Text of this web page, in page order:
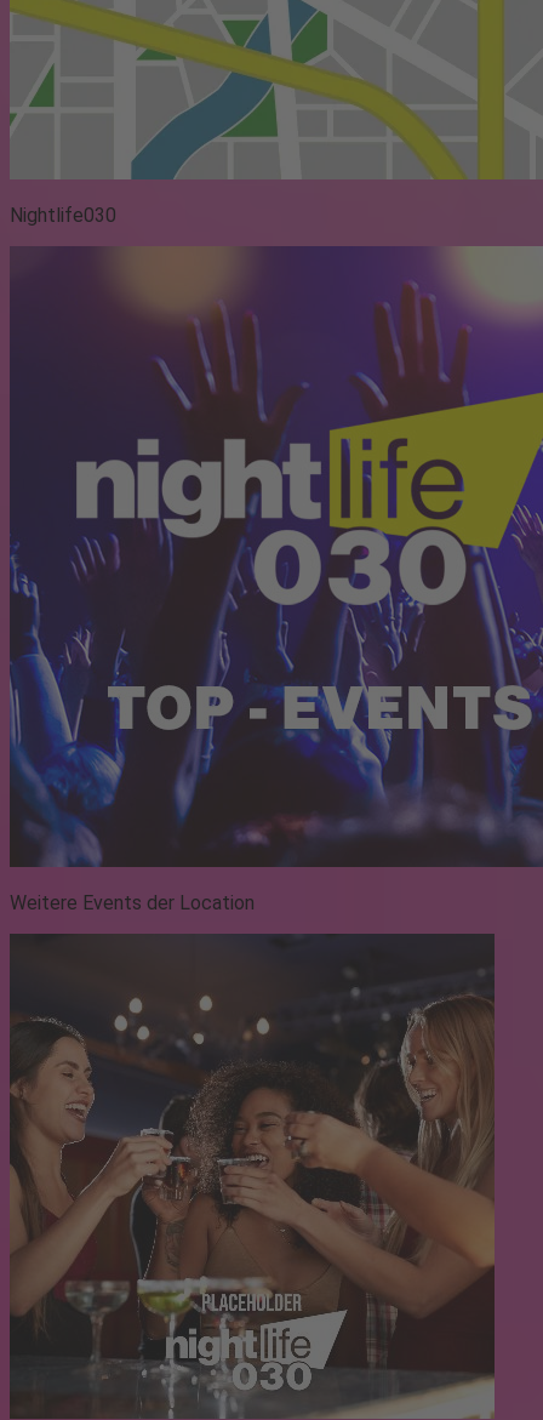
Nightlife030
Weitere Events der Location